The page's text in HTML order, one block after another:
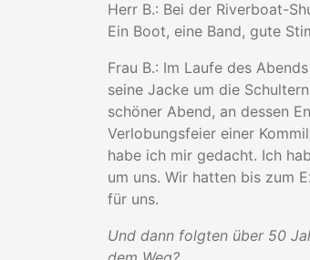
Herr B.: Bei der Riverboat-
Ein Boot, eine Band, gute
Frau B.: Im Laufe des
seine Jacke um die
schöner Abend, an dessen
Verlobungsfeier einer
habe ich mir gedacht. Ich
um uns. Wir hatten bis zum
für uns.
Und dann folgten über 50